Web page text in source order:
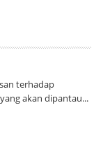
terhadap
akan dipantau...